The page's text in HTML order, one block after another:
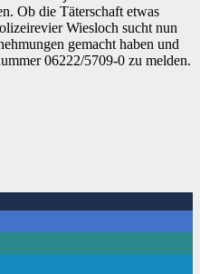
Ob die Täterschaft etwas
Wiesloch sucht nun
gemacht haben und
06222/5709-0 zu melden.